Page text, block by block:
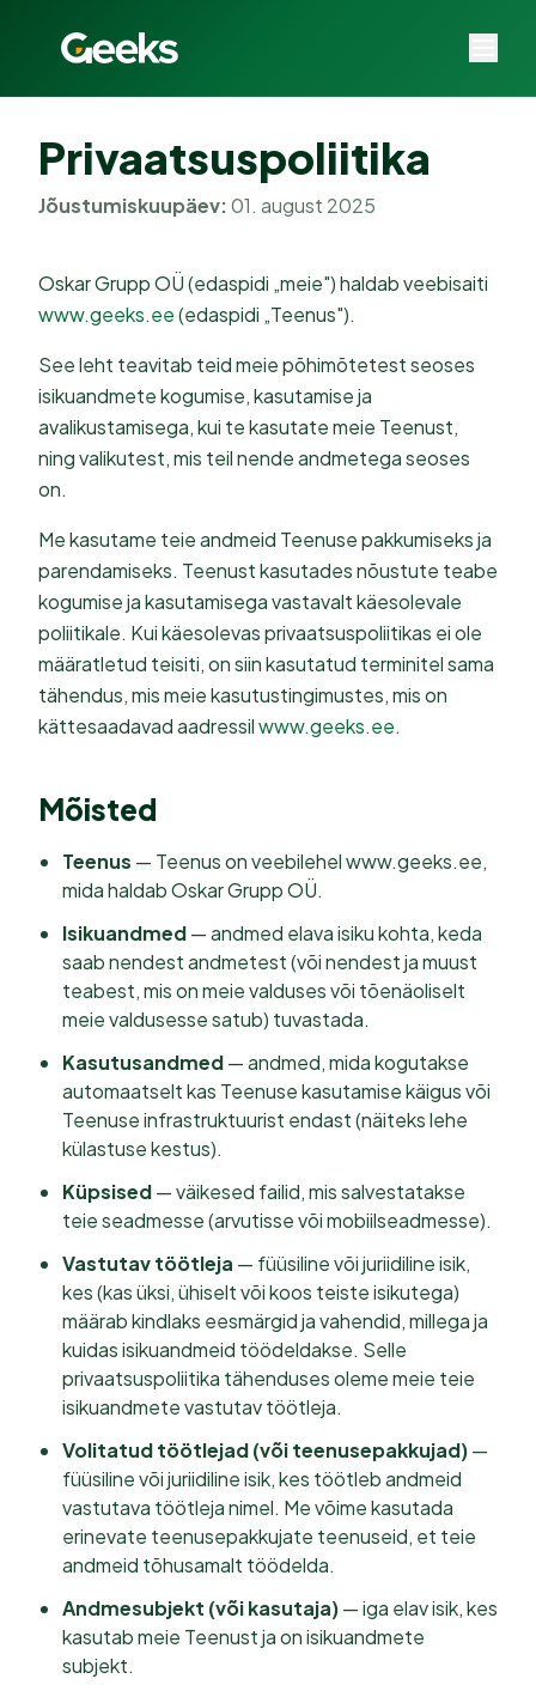
Privaatsuspoliitika
Jõustumiskuupäev:01. august 2025
Oskar Grupp OÜ (edaspidi „meie") haldab veebisaiti
www.geeks.ee(edaspidi „Teenus").
See leht teavitab teid meie põhimõtetest seoses
isikuandmete kogumise, kasutamise ja
avalikustamisega, kui te kasutate meie Teenust,
ning valikutest, mis teil nende andmetega seoses
on.
Me kasutame teie andmeid Teenuse pakkumiseks ja
parendamiseks. Teenust kasutades nõustute teabe
kogumise ja kasutamisega vastavalt käesolevale
poliitikale. Kui käesolevas privaatsuspoliitikas ei ole
määratletud teisiti, on siin kasutatud terminitel sama
tähendus, mis meie kasutustingimustes, mis on
kättesaadavad aadressilwww.geeks.ee.
Mõisted
Teenus — Teenus on veebilehel www.geeks.ee,
mida haldab Oskar Grupp OÜ.
Isikuandmed— andmed elava isiku kohta, keda
saab nendest andmetest (või nendest ja muust
teabest, mis on meie valduses või tõenäoliselt
meie valdusesse satub) tuvastada.
Kasutusandmed— andmed, mida kogutakse
automaatselt kas Teenuse kasutamise käigus või
Teenuse infrastruktuurist endast (näiteks lehe
külastuse kestus).
Küpsised— väikesed failid, mis salvestatakse
teie seadmesse (arvutisse või mobiilseadmesse).
Vastutav töötleja — füüsiline või juriidiline isik,
kes (kas üksi, ühiselt või koos teiste isikutega)
määrab kindlaks eesmärgid ja vahendid, millega ja
kuidas isikuandmeid töödeldakse. Selle
privaatsuspoliitika tähenduses oleme meie teie
isikuandmete vastutav töötleja.
Volitatud töötlejad (või teenusepakkujad)—
füüsiline või juriidiline isik, kes töötleb andmeid
vastutava töötleja nimel. Me võime kasutada
erinevate teenusepakkujate teenuseid, et teie
andmeid tõhusamalt töödelda.
Andmesubjekt (või kasutaja)— iga elav isik, kes
kasutab meie Teenust ja on isikuandmete
subjekt.